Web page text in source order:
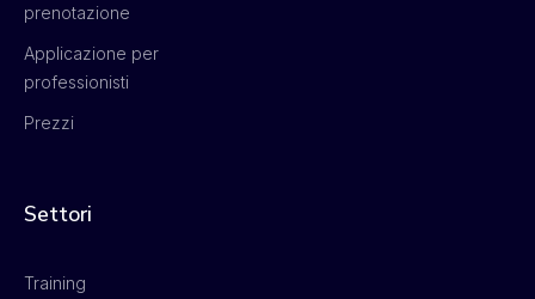
prenotazione
Applicazione per
professionisti
Prezzi
Settori
Training